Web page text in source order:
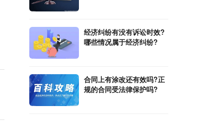
经济纠纷有没有诉讼时效?
哪些情况属于经济纠纷?
合同上有涂改还有效吗?正
规的合同受法律保护吗?